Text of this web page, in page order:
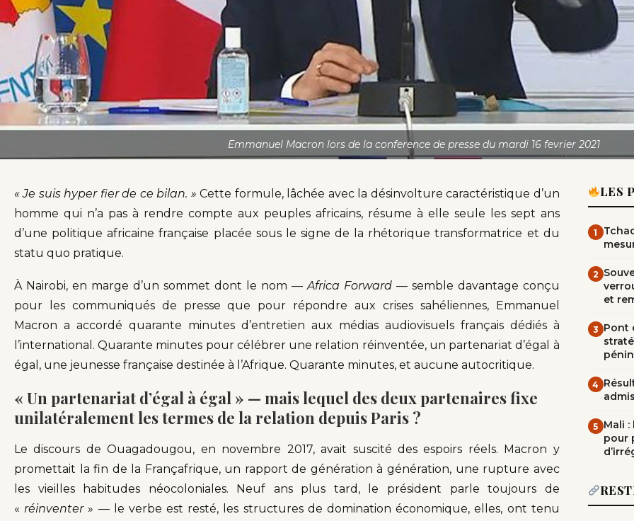
Emmanuel Macron lors de la conference de presse du mardi 16 fevrier 2021
« Je suis hyper fier de ce bilan. »Cette formule, lâchée avec la désinvolture caractéristique d’un
homme qui n’a pas à rendre compte aux peuples africains, résume à elle seule les sept ans
d’une politique africaine française placée sous le signe de la rhétorique transformatrice et du
statu quo pratique.
À Nairobi, en marge d’un sommet dont le nom —Africa Forward— semble davantage conçu
pour les communiqués de presse que pour répondre aux crises sahéliennes, Emmanuel
Macron a accordé quarante minutes d’entretien aux médias audiovisuels français dédiés à
l’international. Quarante minutes pour célébrer une relation réinventée, un partenariat d’égal à
égal, une jeunesse française destinée à l’Afrique. Quarante minutes, et aucune autocritique.
« Un partenariat d’égal à égal » — mais lequel des deux partenaires fixe
unilatéralement les termes de la relation depuis Paris ?
Le discours de Ouagadougou, en novembre 2017, avait suscité des espoirs réels. Macron y
promettait la fin de la Françafrique, un rapport de génération à génération, une rupture avec
les vieilles habitudes néocoloniales. Neuf ans plus tard, le président parle toujours de
«réinventer» — le verbe est resté, les structures de domination économique, elles, ont tenu
LES
1
2
et
3 Pont
4
5 Mali :
pour